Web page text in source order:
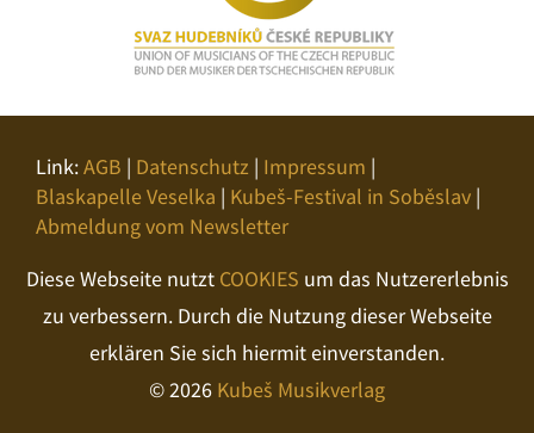
Link:AGB | Datenschutz | Impressum |
Blaskapelle Veselka | Kubeš-Festival in Soběslav |
Abmeldung vom Newsletter
Diese Webseite nutzt COOKIES um das Nutzererlebnis
zu verbessern. Durch die Nutzung dieser Webseite
erklären Sie sich hiermit einverstanden.
© 2026 Kubeš Musikverlag